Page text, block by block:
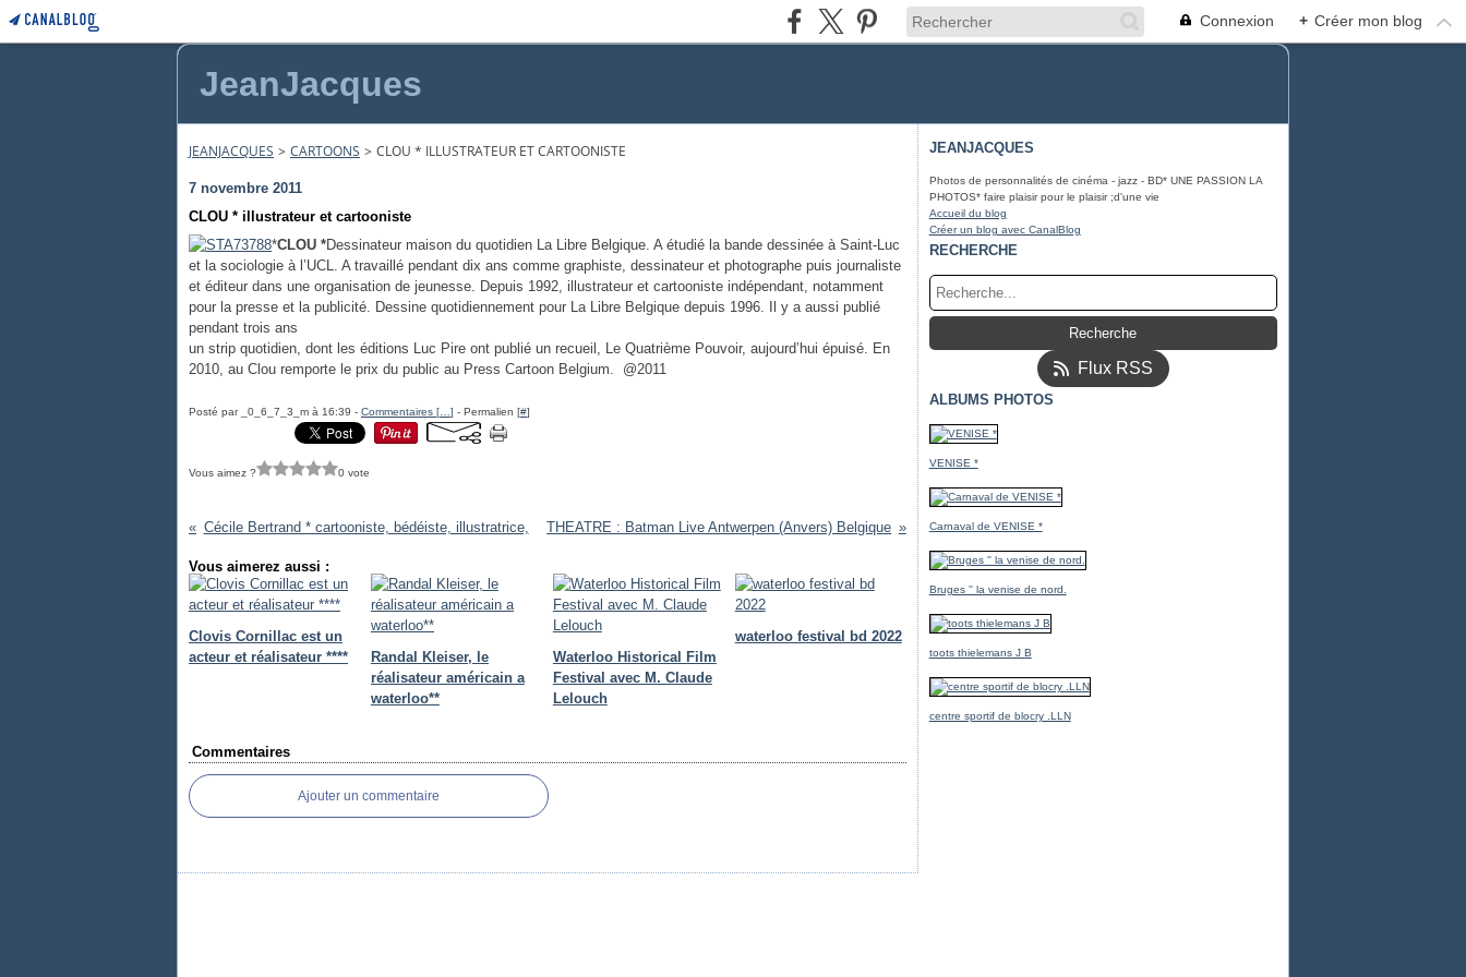
Connexion + Créer mon blog
JeanJacques
JEANJACQUES > CARTOONS > CLOU * ILLUSTRATEUR ET CARTOONISTE
7 novembre 2011
CLOU * illustrateur et cartooniste
*CLOU *Dessinateur maison du quotidien La Libre Belgique. A étudié la bande dessinée à Saint-Luc
et la sociologie à l’UCL. A travaillé pendant dix ans comme graphiste, dessinateur et photographe puis journaliste
et éditeur dans une organisation de jeunesse. Depuis 1992, illustrateur et cartooniste indépendant, notamment
pour la presse et la publicité. Dessine quotidiennement pour La Libre Belgique depuis 1996. Il y a aussi publié
pendant trois ans
un strip quotidien, dont les éditions Luc Pire ont publié un recueil, Le Quatrième Pouvoir, aujourd’hui épuisé. En
2010, au Clou remporte le prix du public au Press Cartoon Belgium. @2011
Posté par _0_6_7_3_m à 16:39 - Commentaires [ ] - Permalien [#]
Vous aimez ? 0 vote
Cécile Bertrand * cartooniste, bédéiste, illustratrice, THEATRE : Batman Live Antwerpen (Anvers) Belgique
Vous aimerez aussi :
Clovis Cornillac est un
acteur et réalisateur ****
Randal Kleiser, le
réalisateur américain a
waterloo**
Waterloo Historical Film
Festival avec M. Claude
Lelouch
waterloo festival bd 2022
Commentaires
Ajouter un commentaire
JEANJACQUES
Photos de personnalités de cinéma - jazz - BD* UNE PASSION LA
PHOTOS* faire plaisir pour le plaisir ;d'une vie
Accueil du blog
Créer un blog avec CanalBlog
RECHERCHE
Flux RSS
ALBUMS PHOTOS
VENISE *
Carnaval de VENISE *
Bruges '' la venise de nord.
toots thielemans J B
centre sportif de blocry .LLN